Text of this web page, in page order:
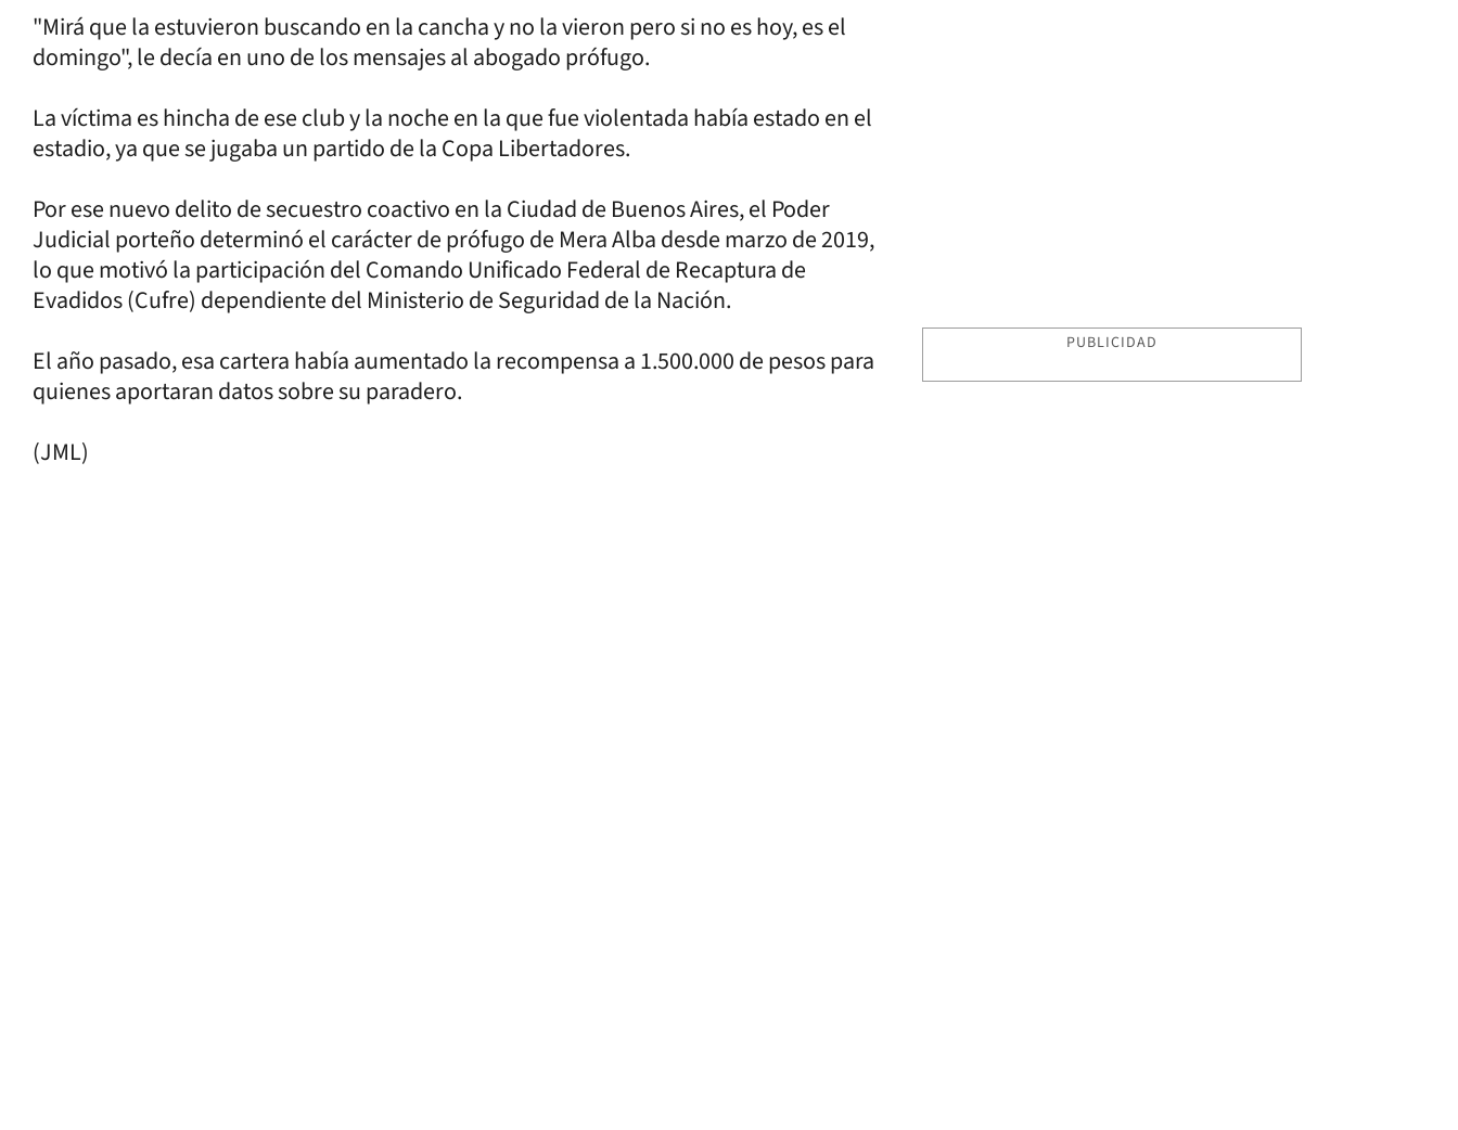
"Mirá que la estuvieron buscando en la cancha y no la vieron pero si no es hoy, es el
domingo", le decía en uno de los mensajes al abogado prófugo.
La víctima es hincha de ese club y la noche en la que fue violentada había estado en el
estadio, ya que se jugaba un partido de la Copa Libertadores.
Por ese nuevo delito de secuestro coactivo en la Ciudad de Buenos Aires, el Poder
Judicial porteño determinó el carácter de prófugo de Mera Alba desde marzo de 2019,
lo que motivó la participación del Comando Unificado Federal de Recaptura de
Evadidos (Cufre) dependiente del Ministerio de Seguridad de la Nación.
El año pasado, esa cartera había aumentado la recompensa a 1.500.000 de pesos para
quienes aportaran datos sobre su paradero.
(JML)
PUBLICIDAD